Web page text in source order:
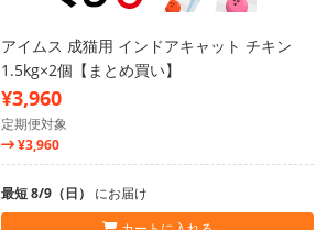
アイムス 成猫用 インドアキャット チキン
1.5kg×2個【まとめ買い】
¥3,960
定期便対象
¥3,960
最短 8/9（日） にお届け